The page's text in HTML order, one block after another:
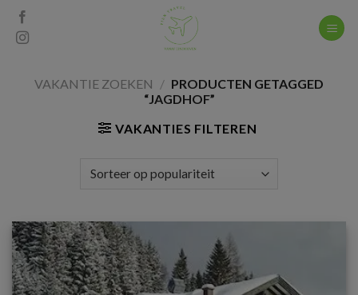
Skip
content
VAKANTIE ZOEKEN / PRODUCTEN GETAGGED
“JAGDHOF”
VAKANTIES FILTEREN